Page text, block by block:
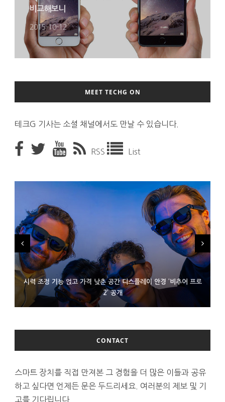
비교해보니
2015-10-12
MEET TECHG ON
테크G 기사는 소셜 채널에서도 만날 수 있습니다.
RSS List
시력 조정 기능 얹고 가격 낮춘 공간 디스플레이 안경 ‘비추어 프로
2’ 공개
D램 부족에 10억달러어치 아이폰18 프로세서 패키징 대기 중
300~400달러 반지형 스피커 준비하는 오픈AI
CONTACT
스마트 장치를 직접 만져본 그 경험을 더 많은 이들과 공유
하고 싶다면 언제든 문은 두드리세요. 여러분의 제보 및 기
고를 기다립니다.